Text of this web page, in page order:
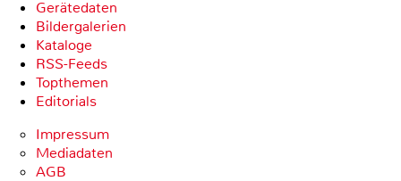
Gerätedaten
Bildergalerien
Kataloge
RSS-Feeds
Topthemen
Editorials
Impressum
Mediadaten
AGB